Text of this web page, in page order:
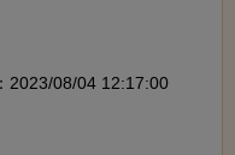
2023/08/04 12:17:00